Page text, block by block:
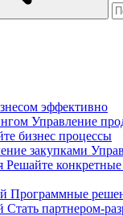
эффективно
Управление
бизнес процессы
закупками
Решайте конкретные
Программные
Стать партнером-